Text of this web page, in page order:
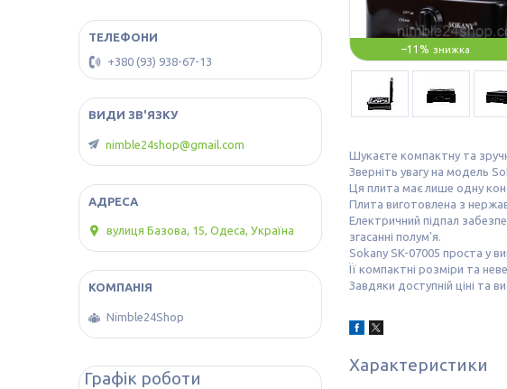
–11%
Шукаєте компактну та
Зверніть увагу на модель
Ця плита має лише одну
Плита виготовлена з
Електричний підпал
згасанні полум'я.
Sokany SK-07005 проста у
Її компактні розміри та
Завдяки доступній ціні та
Характеристики
+380 (93) 938-67-13
nimble24shop@gmail.com
вулиця Базова, 15, Одеса, Україна
Nimble24Shop
Графік роботи